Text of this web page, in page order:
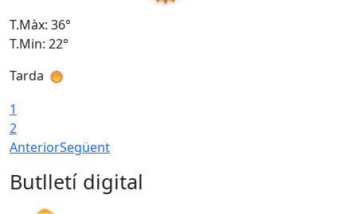
T.Màx: 36°
T.Min: 22°
Tarda
1
2
AnteriorSegüent
Butlletí digital